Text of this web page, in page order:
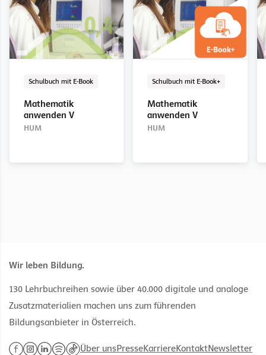
Schulbuch mit E-Book
Mathematik
anwenden V
HUM
Schulbuch mit E-Book+
Mathematik
anwenden V
HUM
anwenden I
HUM
anwenden II
HUM
anwenden I
HUM
anwenden II
HUM
Wir leben Bildung.
130 Lehrbuchreihen sowie über 40.000 digitale und analoge
Zusatzmaterialien machen uns zum führenden
Bildungsanbieter in Österreich.
Über unsPresseKarriereKontaktNewsletter